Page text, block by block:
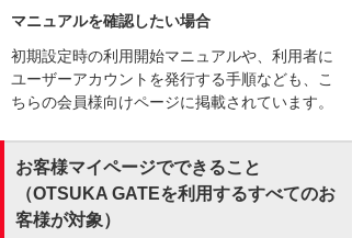
マニュアルを確認したい場合
初期設定時の利用開始マニュアルや、利用者に
ユーザーアカウントを発行する手順なども、こ
ちらの会員様向けページに掲載されています。
お客様マイページでできること
（OTSUKA GATEを利用するすべてのお
客様が対象）